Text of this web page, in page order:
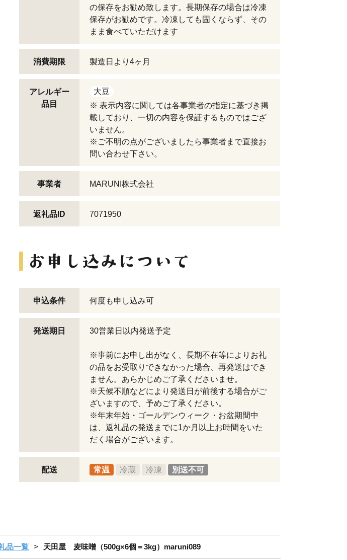
の保存をお勧め致します。長期保存の場合は冷凍
保存がお勧めです。冷凍しても固くならず、その
まま食べていただけます
消費期限 製造日より4ヶ月
アレルギー
品目
大豆
※ 表示内容に関しては各事業者の指定に基づき掲
載しており、一切の内容を保証するものではござ
いません。
※ご不明の点がございましたら事業者まで直接お
問い合わせ下さい。
事業者 MARUNI株式会社
返礼品ID 7071950
申込条件 何度も申し込み可
発送期日 30営業日以内発送予定
※事前にお申し出がなく、長期不在等によりお礼
の品をお受取りできなかった場合、再発送はでき
ません。あらかじめご了承くださいませ。
※天候不順などにより発送日が前後する場合がご
ざいますので、予めご了承ください。
※年末年始・ゴールデンウィーク・お盆期間中
は、返礼品の発送までに1か月以上お時間をいた
だく場合がございます。
配送 常温 冷蔵 冷凍 別送不可
品一覧 天田屋 麦味噌（500g×6個＝3kg）maruni089